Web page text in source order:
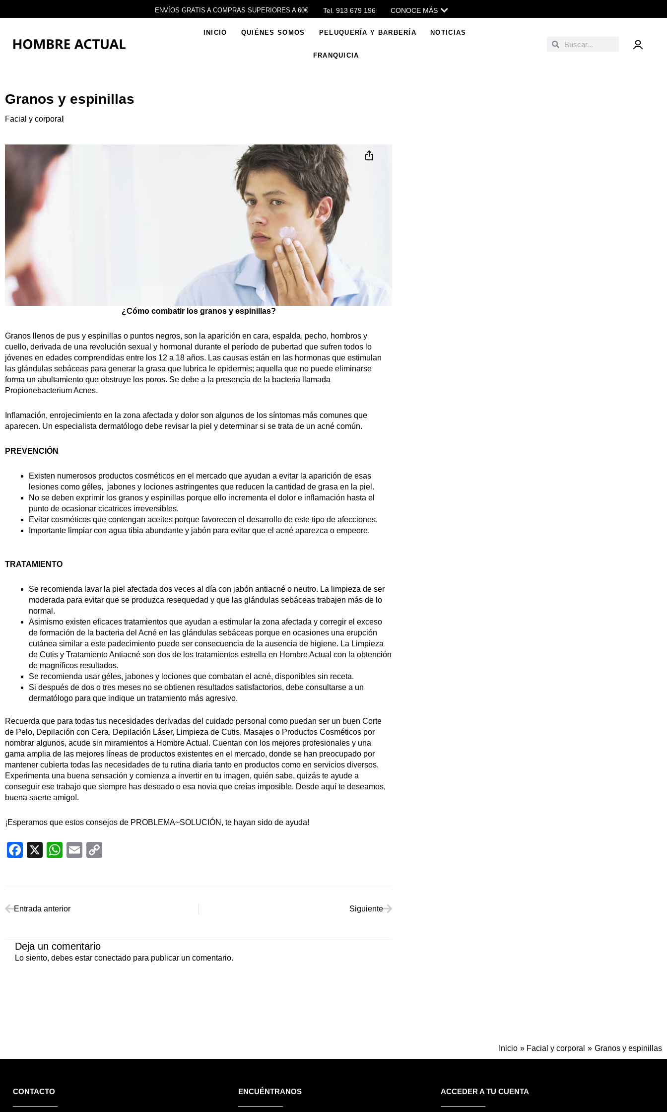
ENVÍOS GRATIS A COMPRAS SUPERIORES A 60€ Tel. 913 679 196 CONOCE MÁS
INICIO QUIÉNES SOMOS PELUQUERÍA Y BARBERÍA NOTICIAS
FRANQUICIA
BuscarBuscar
Granos y espinillas
Facial y corporal
¿Cómo combatir los granos y espinillas?
Granos llenos de pus y espinillas o puntos negros, son la aparición en cara, espalda, pecho, hombros y
cuello, derivada de una revolución sexual y hormonal durante el período de pubertad que sufren todos lo
jóvenes en edades comprendidas entre los 12 a 18 años. Las causas están en las hormonas que estimulan
las glándulas sebáceas para generar la grasa que lubrica le epidermis; aquella que no puede eliminarse
forma un abultamiento que obstruye los poros. Se debe a la presencia de la bacteria llamada
Propionebacterium Acnes.
Inflamación, enrojecimiento en la zona afectada y dolor son algunos de los síntomas más comunes que
aparecen. Un especialista dermatólogo debe revisar la piel y determinar si se trata de un acné común.
PREVENCIÓN
Existen numerosos productos cosméticos en el mercado que ayudan a evitar la aparición de esas
lesiones como géles, jabones y lociones astringentes que reducen la cantidad de grasa en la piel.
No se deben exprimir los granos y espinillas porque ello incrementa el dolor e inflamación hasta el
punto de ocasionar cicatrices irreversibles.
Evitar cosméticos que contengan aceites porque favorecen el desarrollo de este tipo de afecciones.
Importante limpiar con agua tibia abundante y jabón para evitar que el acné aparezca o empeore.
TRATAMIENTO
Se recomienda lavar la piel afectada dos veces al día con jabón antiacné o neutro. La limpieza de ser
moderada para evitar que se produzca resequedad y que las glándulas sebáceas trabajen más de lo
normal.
Asimismo existen eficaces tratamientos que ayudan a estimular la zona afectada y corregir el exceso
de formación de la bacteria del Acné en las glándulas sebáceas porque en ocasiones una erupción
cutánea similar a este padecimiento puede ser consecuencia de la ausencia de higiene. La Limpieza
de Cutis y Tratamiento Antiacné son dos de los tratamientos estrella en Hombre Actual con la obtención
de magníficos resultados.
Se recomienda usar géles, jabones y lociones que combatan el acné, disponibles sin receta.
Si después de dos o tres meses no se obtienen resultados satisfactorios, debe consultarse a un
dermatólogo para que indique un tratamiento más agresivo.
Recuerda que para todas tus necesidades derivadas del cuidado personal como puedan ser un buen Corte
de Pelo, Depilación con Cera, Depilación Láser, Limpieza de Cutis, Masajes o Productos Cosméticos por
nombrar algunos, acude sin miramientos a Hombre Actual. Cuentan con los mejores profesionales y una
gama amplia de las mejores líneas de productos existentes en el mercado, donde se han preocupado por
mantener cubierta todas las necesidades de tu rutina diaria tanto en productos como en servicios diversos.
Experimenta una buena sensación y comienza a invertir en tu imagen, quién sabe, quizás te ayude a
conseguir ese trabajo que siempre has deseado o esa novia que creías imposible. Desde aquí te deseamos,
buena suerte amigo!.
¡Esperamos que estos consejos de PROBLEMA~SOLUCIÓN, te hayan sido de ayuda!
Facebook
X WhatsApp
Email
AntEntrada anterior SiguienteSiguiente
Deja un comentario
Lo siento, debes estar conectado para publicar un comentario.
Inicio Facial y corporal Granos y espinillas
CONTACTO ENCUÉNTRANOS ACCEDER A TU CUENTA